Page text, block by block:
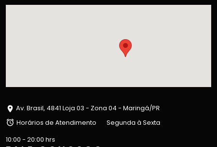
Av. Brasil, 4841 Loja 03 - Zona 04 - Maringá/PR
Horários de Atendimento
Segunda à Sexta
10:00 - 20:00 hrs